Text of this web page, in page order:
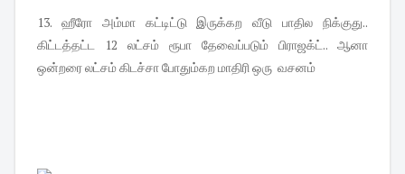
13. ஹீரோ அம்மா கட்டிட்டு இருக்கற வீடு பாதில நிக்குது..
கிட்டத்தட்ட 12 லட்சம் ரூபா தேவைப்படும் பிராஜக்ட்.. ஆனா
ஒன்றரை லட்சம் கிடச்சா போதும்கற மாதிரி ஒரு வசனம்